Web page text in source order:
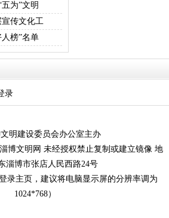
为”文明
宣传文化工
人榜”名单
录
文明建设委员会办公室主办
博文明网 未经授权禁止复制或建立镜像 地
淄博市张店人民西路24号
录主页，建议将电脑显示屏的分辨率调为
1024*768）